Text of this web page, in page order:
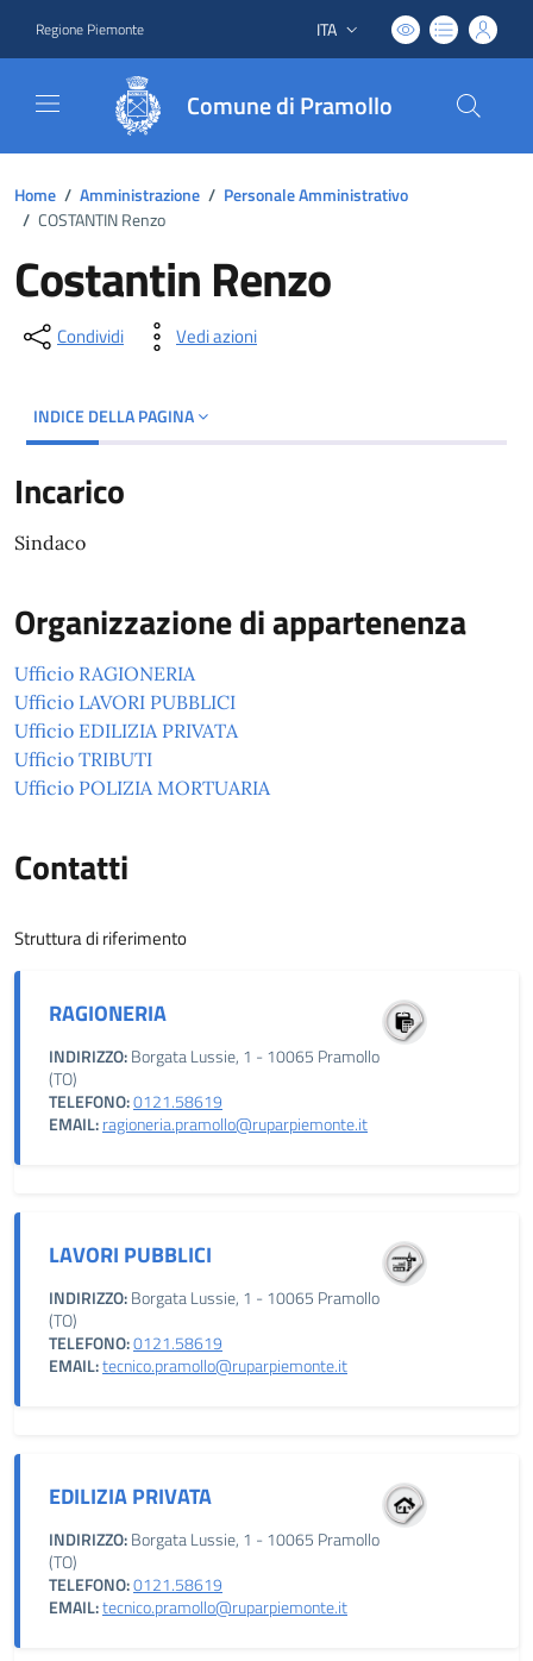
Regione Piemonte Lingua attiva:
ITA
Comune di Pramollo
Home / Amministrazione / Personale Amministrativo
/ COSTANTIN Renzo
Costantin Renzo
Condividi Vedi azioni
INDICE DELLA PAGINA
Incarico
Sindaco
Organizzazione di appartenenza
Ufficio RAGIONERIA
Ufficio LAVORI PUBBLICI
Ufficio EDILIZIA PRIVATA
Ufficio TRIBUTI
Ufficio POLIZIA MORTUARIA
Contatti
Struttura di riferimento
RAGIONERIA
INDIRIZZO:Borgata Lussie, 1 - 10065 Pramollo
(TO)
TELEFONO:0121.58619
EMAIL:ragioneria.pramollo@ruparpiemonte.it
LAVORI PUBBLICI
INDIRIZZO:Borgata Lussie, 1 - 10065 Pramollo
(TO)
TELEFONO:0121.58619
EMAIL:tecnico.pramollo@ruparpiemonte.it
EDILIZIA PRIVATA
INDIRIZZO:Borgata Lussie, 1 - 10065 Pramollo
(TO)
TELEFONO:0121.58619
EMAIL:tecnico.pramollo@ruparpiemonte.it